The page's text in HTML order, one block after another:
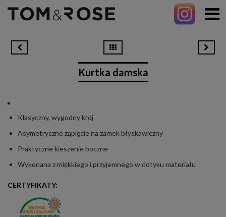
Kurtka damska
Klasyczny, wygodny krój
Asymetryczne zapięcie na zamek błyskawiczny
Praktyczne kieszenie boczne
Wykonana z miękkiego i przyjemnego w dotyku materiału
CERTYFIKATY: